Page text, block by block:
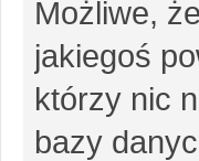
Możliwe,
jakiegoś
którzy nic
bazy